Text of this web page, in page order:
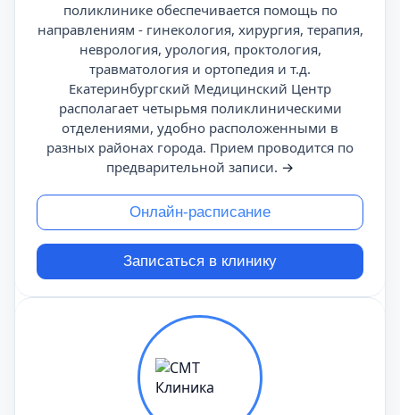
поликлинике обеспечивается помощь по
направлениям - гинекология, хирургия, терапия,
неврология, урология, проктология,
травматология и ортопедия и т.д.
Екатеринбургский Медицинский Центр
располагает четырьмя поликлиническими
отделениями, удобно расположенными в
разных районах города. Прием проводится по
предварительной записи. →
Онлайн-расписание
Записаться в клинику